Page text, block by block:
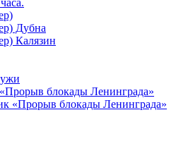
Дубна
Калязин
блокады Ленинграда»
«Прорыв блокады Ленинграда»